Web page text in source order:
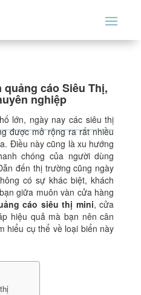
cáo Siêu Thị,
nghiệp
lớn, ngày nay các siêu thị
được mở rộng ra rất nhiều
Điều này cũng là xu hướng
chóng của người dùng
đến thị trường cũng ngày
có sự khác biệt, khách
giữa muôn vàn cửa hàng
cáo siêu thị mini, cửa
hiệu quả mà bạn nên cân
hiểu cụ thể về loại biển này